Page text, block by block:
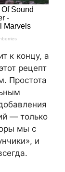
к концу, а
рецепт
Простота
— только
мы с
и